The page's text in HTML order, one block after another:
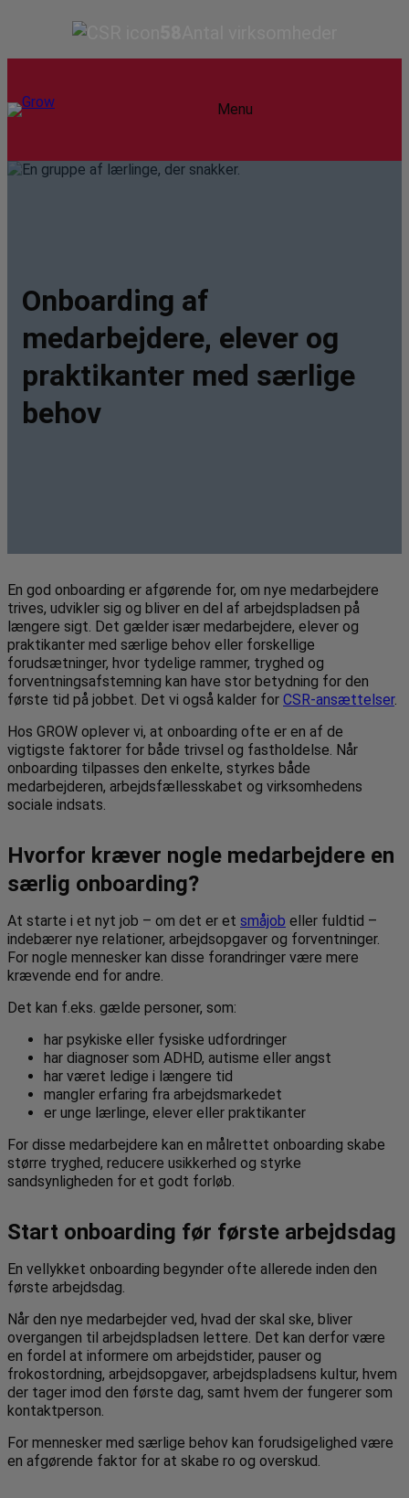
Menu
Onboarding af
medarbejdere, elever og
praktikanter med særlige
behov
En god onboarding er afgørende for, om nye medarbejdere
trives, udvikler sig og bliver en del af arbejdspladsen på
længere sigt. Det gælder især medarbejdere, elever og
praktikanter med særlige behov eller forskellige
forudsætninger, hvor tydelige rammer, tryghed og
forventningsafstemning kan have stor betydning for den
første tid på jobbet. Det vi også kalder for CSR-ansættelser.
Hos GROW oplever vi, at onboarding ofte er en af de
vigtigste faktorer for både trivsel og fastholdelse. Når
onboarding tilpasses den enkelte, styrkes både
medarbejderen, arbejdsfællesskabet og virksomhedens
sociale indsats.
Hvorfor kræver nogle medarbejdere en
særlig onboarding?
At starte i et nyt job – om det er et småjob eller fuldtid –
indebærer nye relationer, arbejdsopgaver og forventninger.
For nogle mennesker kan disse forandringer være mere
krævende end for andre.
Det kan f.eks. gælde personer, som:
har psykiske eller fysiske udfordringer
har diagnoser som ADHD, autisme eller angst
har været ledige i længere tid
mangler erfaring fra arbejdsmarkedet
er unge lærlinge, elever eller praktikanter
For disse medarbejdere kan en målrettet onboarding skabe
større tryghed, reducere usikkerhed og styrke
sandsynligheden for et godt forløb.
Start onboarding før første arbejdsdag
En vellykket onboarding begynder ofte allerede inden den
første arbejdsdag.
Når den nye medarbejder ved, hvad der skal ske, bliver
overgangen til arbejdspladsen lettere. Det kan derfor være
en fordel at informere om arbejdstider, pauser og
frokostordning, arbejdsopgaver, arbejdspladsens kultur, hvem
der tager imod den første dag, samt hvem der fungerer som
kontaktperson.
For mennesker med særlige behov kan forudsigelighed være
en afgørende faktor for at skabe ro og overskud.